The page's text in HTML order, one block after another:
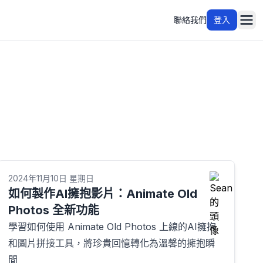
聯絡我們 登入
2024年11月10日 星期日
如何製作AI擁抱影片：Animate Old
Photos 全新功能
學習如何使用 Animate Old Photos 上線的AI擁抱
和圖片拼接工具，將珍貴回憶轉化為溫馨的擁抱瞬
間